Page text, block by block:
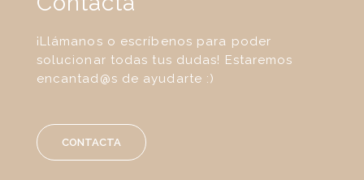
¡Llámanos o escríbenos para poder
solucionar todas tus dudas! Estaremos
encantad@s de ayudarte :)
CONTACTA